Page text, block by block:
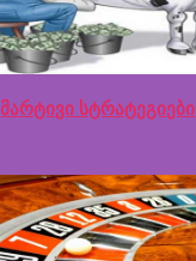
მარტივი სტრატეგიები